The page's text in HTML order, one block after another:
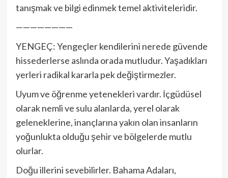
tanışmak ve bilgi edinmek temel aktiviteleridir.
————————
YENGEÇ: Yengeçler kendilerini nerede güvende
hissederlerse aslında orada mutludur. Yaşadıkları
yerleri radikal kararla pek değiştirmezler.
Uyum ve öğrenme yetenekleri vardır. İçgüdüsel
olarak nemli ve sulu alanlarda, yerel olarak
geleneklerine, inançlarına yakın olan insanların
yoğunlukta olduğu şehir ve bölgelerde mutlu
olurlar.
Doğu illerini sevebilirler. Bahama Adaları,